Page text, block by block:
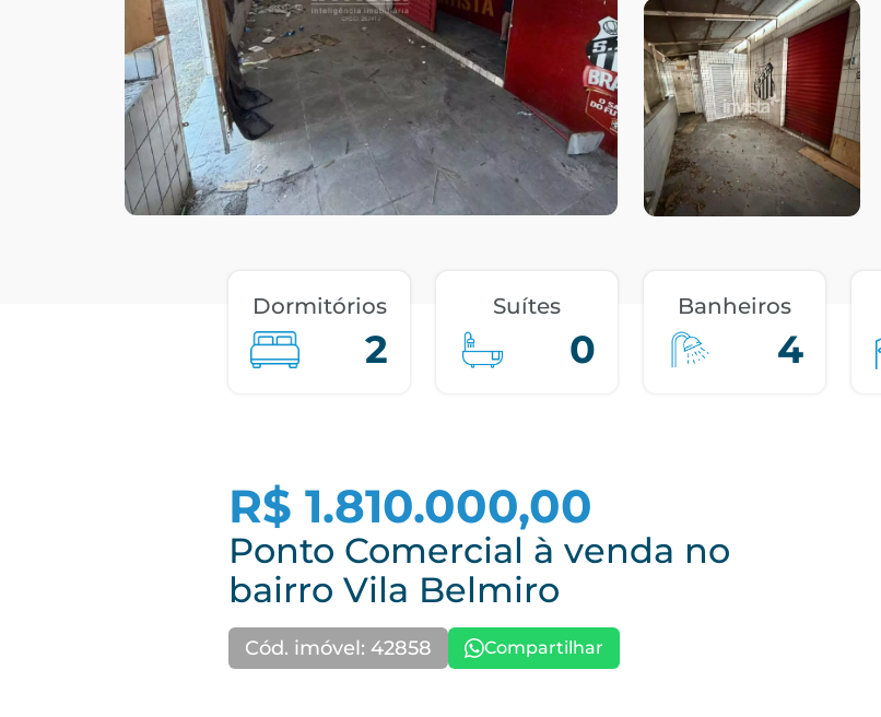
Dormitórios
2
Suítes
0
Banheiros
4
R$ 1.810.000,00
Ponto Comercial à venda no
bairro Vila Belmiro
Cód. imóvel: 42858 Compartilhar